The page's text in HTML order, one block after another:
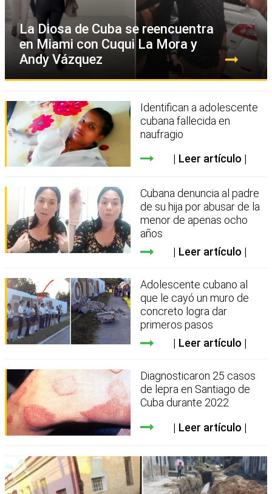
La Diosa de Cuba se reencuentra
en Miami con Cuqui La Mora y
Andy Vázquez
Identifican a adolescente
cubana fallecida en
naufragio
Leer artículo
Cubana denuncia al padre
de su hija por abusar de la
menor de apenas ocho
años
Leer artículo
Adolescente cubano al
que le cayó un muro de
concreto logra dar
primeros pasos
Leer artículo
Diagnosticaron 25 casos
de lepra en Santiago de
Cuba durante 2022
Leer artículo